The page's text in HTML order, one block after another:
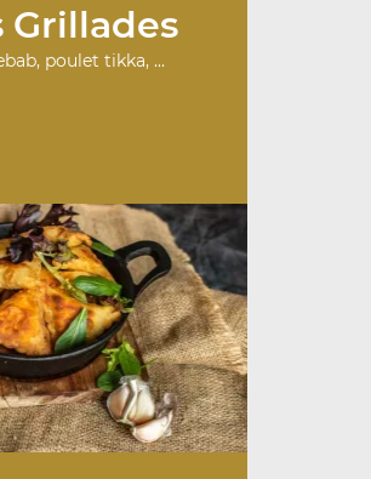
Grillades
poulet tikka, ...